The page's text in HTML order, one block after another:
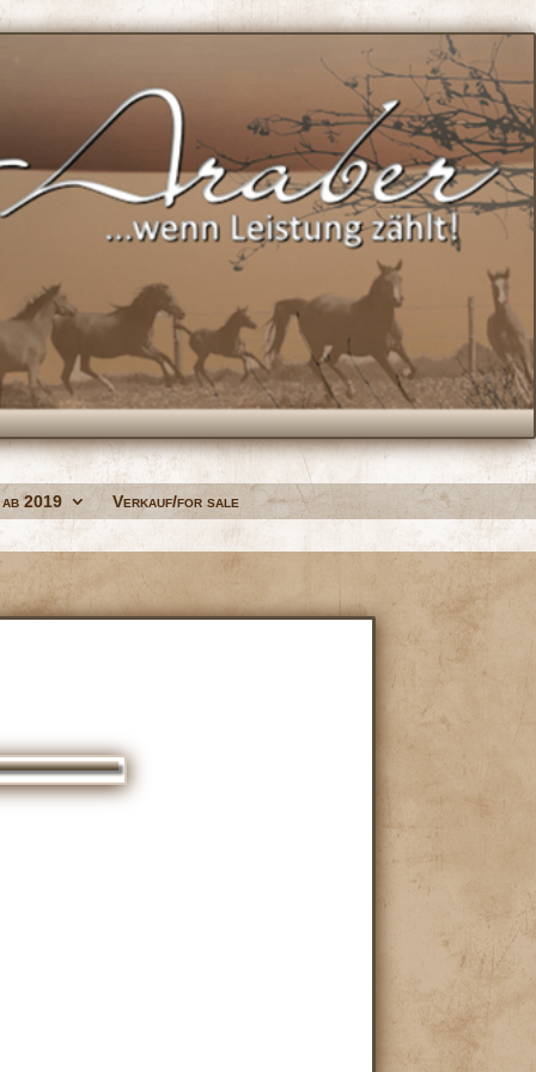
2019 Verkauf/for sale